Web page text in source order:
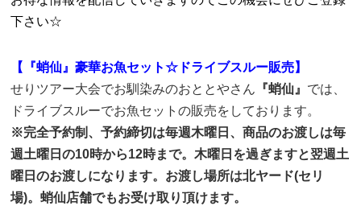
下さい☆
【『蛸仙』豪華お魚セット☆ドライブスルー販売】
せりツアー大会でお馴染みのおととやさん 『蛸仙』 では、
ドライブスルーでお魚セットの販売をしております。
※完全予約制、予約締切は毎週木曜日、商品のお渡しは毎
週土曜日の10時から12時まで。木曜日を過ぎますと翌週土
曜日のお渡しになります。お渡し場所は北ヤード(セリ
場)。蛸仙店舗でもお受け取り頂けます。